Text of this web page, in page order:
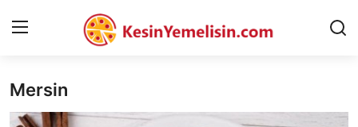
AnaSayfa
Mersin